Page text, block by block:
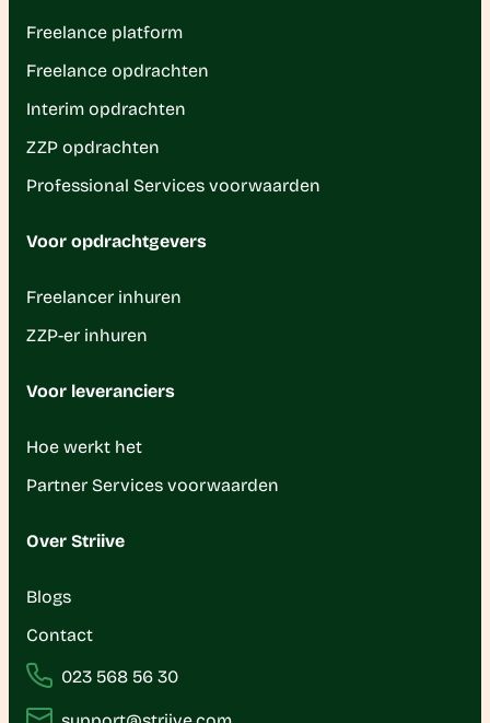
Freelance platform
Freelance opdrachten
Interim opdrachten
ZZP opdrachten
Professional Services voorwaarden
Voor opdrachtgevers
Freelancer inhuren
ZZP-er inhuren
Voor leveranciers
Hoe werkt het
Partner Services voorwaarden
Over Striive
Blogs
Contact
023 568 56 30